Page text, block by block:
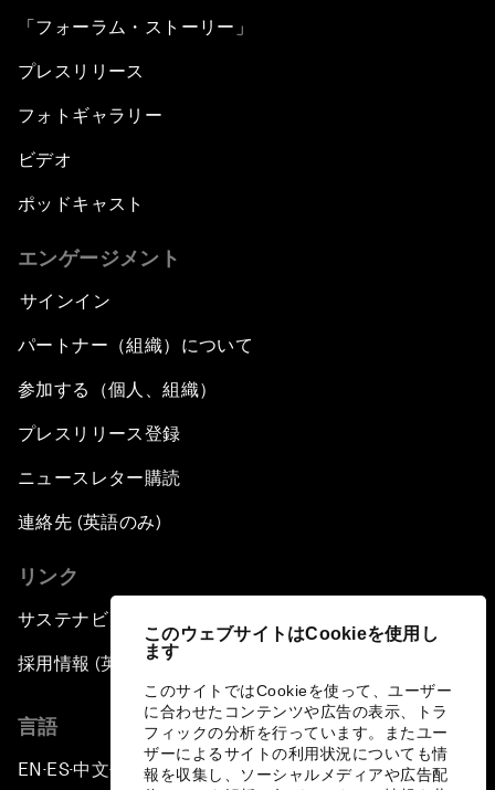
このウェブサイトはCookieを使用し
ます
このサイトではCookieを使って、ユーザー
に合わせたコンテンツや広告の表示、トラ
フィックの分析を行っています。またユー
ザーによるサイトの利用状況についても情
報を収集し、ソーシャルメディアや広告配
「フォーラム・ストーリー」
プレスリリース
フォトギャラリー
ビデオ
ポッドキャスト
エンゲージメント
サインイン
パートナー（組織）について
参加する（個人、組織）
プレスリリース登録
ニュースレター購読
連絡先 (英語のみ)
リンク
サステナビリティへの取り組み
採用情報 (英語のみ)
言語
EN ▪ES▪中文▪ 日本語